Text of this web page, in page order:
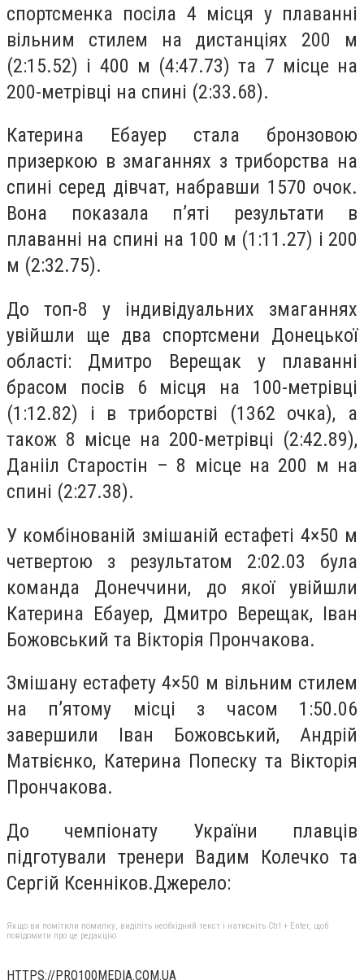
спортсменка посіла 4 місця у плаванні
вільним стилем на дистанціях 200 м
(2:15.52) і 400 м (4:47.73) та 7 місце на
200-метрівці на спині (2:33.68).
Катерина Ебауер стала бронзовою
призеркою в змаганнях з триборства на
спині серед дівчат, набравши 1570 очок.
Вона показала п’яті результати в
плаванні на спині на 100 м (1:11.27) і 200
м (2:32.75).
До топ-8 у індивідуальних змаганнях
увійшли ще два спортсмени Донецької
області: Дмитро Верещак у плаванні
брасом посів 6 місця на 100-метрівці
(1:12.82) і в триборстві (1362 очка), а
також 8 місце на 200-метрівці (2:42.89),
Данііл Старостін – 8 місце на 200 м на
спині (2:27.38).
У комбінованій змішаній естафеті 4×50 м
четвертою з результатом 2:02.03 була
команда Донеччини, до якої увійшли
Катерина Ебауер, Дмитро Верещак, Іван
Божовський та Вікторія Прончакова.
Змішану естафету 4×50 м вільним стилем
на п’ятому місці з часом 1:50.06
завершили Іван Божовський, Андрій
Матвієнко, Катерина Попеску та Вікторія
Прончакова.
До чемпіонату України плавців
підготували тренери Вадим Колечко та
Сергій Ксенніков.Джерело:
Якщо ви помітили помилку, виділіть необхідний текст і натисніть Ctrl + Enter, щоб
повідомити про це редакцію
HTTPS://PRO100MEDIA.COM.UA